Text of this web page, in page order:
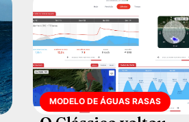
MODELO DE ÁGUAS RASAS